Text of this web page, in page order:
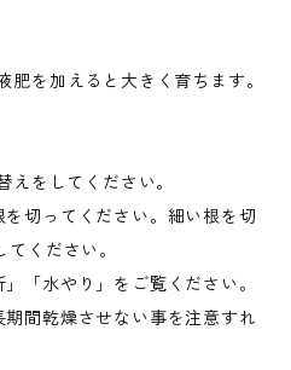
を加えると大きく育ちます。
をしてください。
切ってください。細い根を切
ください。
「水やり」をご覧ください。
間乾燥させない事を注意すれ